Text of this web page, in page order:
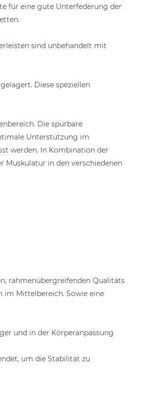
für eine gute Unterfederung der
sind unbehandelt mit
Diese speziellen
Die spürbare
Unterstützung im
werden. In Kombination der
Muskulatur in den verschiedenen
rahmenübergreifenden Qualitäts
im Mittelbereich. Sowie eine
und in der Körperanpassung
um die Stabilität zu